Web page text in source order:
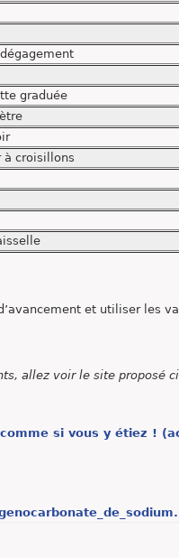
graduée
à croisillons
et utiliser les
allez voir le site proposé
comme si vous y étiez !